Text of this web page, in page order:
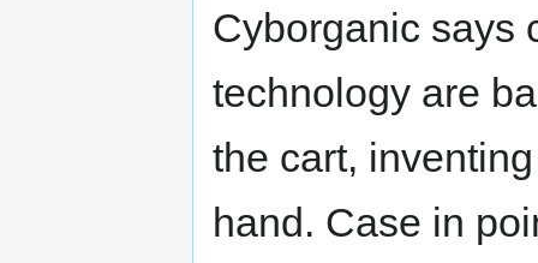
Cyborganic says
technology are
the cart,
hand. Case in